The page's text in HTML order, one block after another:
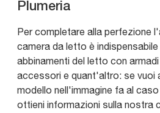
Plumeria
Per completare alla perfezione
camera da letto è indispensabile
abbinamenti del letto con
accessori e quant'altro: se vuoi
modello nell'immagine fa al
ottieni informazioni sulla nostra